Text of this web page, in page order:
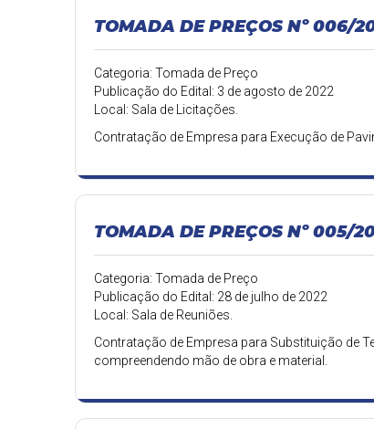
TOMADA DE PREÇOS Nº 006/
Categoria: Tomada de Preço
Publicação do Edital: 3 de agosto de 2022
Local: Sala de Licitações.
Contratação de Empresa para Execução de
TOMADA DE PREÇOS Nº 005/
Categoria: Tomada de Preço
Publicação do Edital: 28 de julho de 2022
Local: Sala de Reuniões.
Contratação de Empresa para Substituição de
compreendendo mão de obra e material.